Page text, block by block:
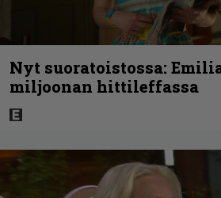
Nyt suoratoistossa:
miljoonan hittileffassa